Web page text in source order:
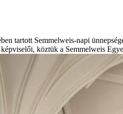
tartott Semmelweis-napi
köztük a Semmelweis